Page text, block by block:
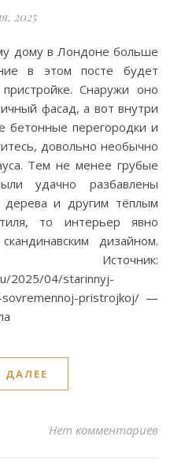
2025
в этом посте будет
Снаружи оно
фасад, а вот внутри
перегородки и
довольно необычно
Тем не менее грубые
удачно разбавлены
дерева и другим тёплым
то интерьер явно
дизайном.
2025/04/starinnyj-
sovremennoj-pristrojkoj/ —
ДАЛЕЕ
Нет комментариев